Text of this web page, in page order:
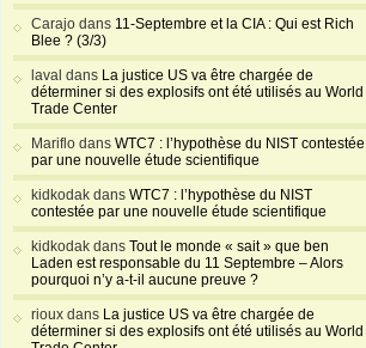
Carajo dans 11-Septembre et la CIA : Qui est Rich
Blee ? (3/3)
laval dans La justice US va être chargée de
déterminer si des explosifs ont été utilisés au World
Trade Center
Mariflo dans WTC7 : l’hypothèse du NIST contestée
par une nouvelle étude scientifique
kidkodak dans WTC7 : l’hypothèse du NIST
contestée par une nouvelle étude scientifique
kidkodak dans Tout le monde « sait » que ben
Laden est responsable du 11 Septembre – Alors
pourquoi n’y a-t-il aucune preuve ?
rioux dans La justice US va être chargée de
déterminer si des explosifs ont été utilisés au World